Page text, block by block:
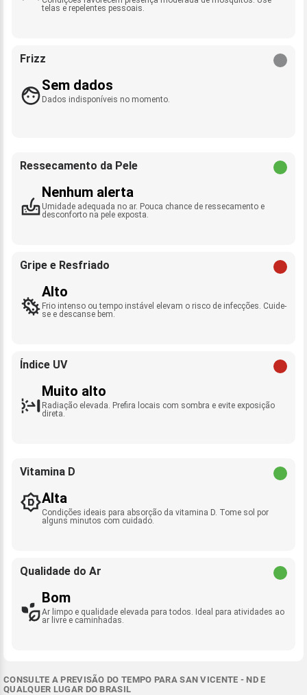
telas e repelentes pessoais.
Frizz
Sem dados
Dados indisponíveis no momento.
Ressecamento da Pele
Nenhum alerta
Umidade adequada no ar. Pouca chance de ressecamento e
desconforto na pele exposta.
Gripe e Resfriado
Alto
Frio intenso ou tempo instável elevam o risco de infecções. Cuide-
se e descanse bem.
Índice UV
Muito alto
Radiação elevada. Prefira locais com sombra e evite exposição
direta.
Vitamina D
Alta
Condições ideais para absorção da vitamina D. Tome sol por
alguns minutos com cuidado.
Qualidade do Ar
Bom
Ar limpo e qualidade elevada para todos. Ideal para atividades ao
ar livre e caminhadas.
CONSULTE A PREVISÃO DO TEMPO PARA SAN VICENTE - ND E
QUALQUER LUGAR DO BRASIL